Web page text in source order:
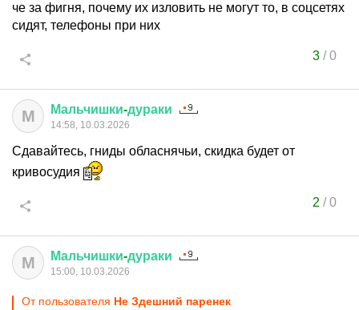
че за фигня, почему их изловить не могут то, в соцсетях
сидят, телефоны при них
3/0
М Мальчишки-дураки
14:58, 10.03.2026
Сдавайтесь, гниды обласнячьи, скидка будет от
кривосудия
2 /0
М Мальчишки-дураки
15:00, 10.03.2026
От пользователя Не Здешний паренек